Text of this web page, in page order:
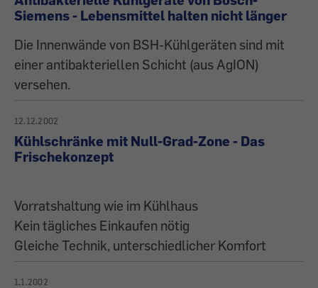
Siemens - Lebensmittel halten nicht länger
Die Innenwände von BSH-Kühlgeräten sind mit
einer antibakteriellen Schicht (aus AgION)
versehen.
12.12.2002
Kühlschränke mit Null-Grad-Zone - Das
Frischekonzept
Vorratshaltung wie im Kühlhaus
Kein tägliches Einkaufen nötig
Gleiche Technik, unterschiedlicher Komfort
1.1.2002